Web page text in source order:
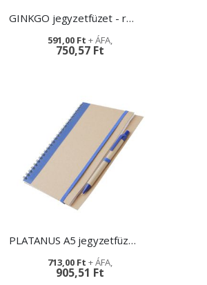
GINKGO jegyzetfüzet - reklámajándék cégeknek
750,57 Ft
591,00 Ft
PLATANUS A5 jegyzetfüzet - egyedi grafikával
905,51 Ft
713,00 Ft